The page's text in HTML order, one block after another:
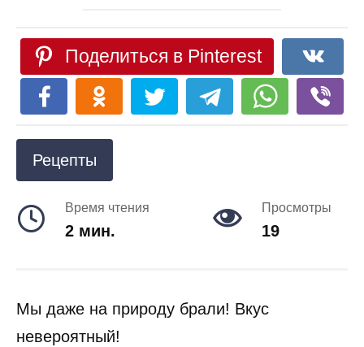
Поделиться в Pinterest
Рецепты
Время чтения
2 мин.
Просмотры
19
Мы даже на природу брали! Вкус
невероятный!